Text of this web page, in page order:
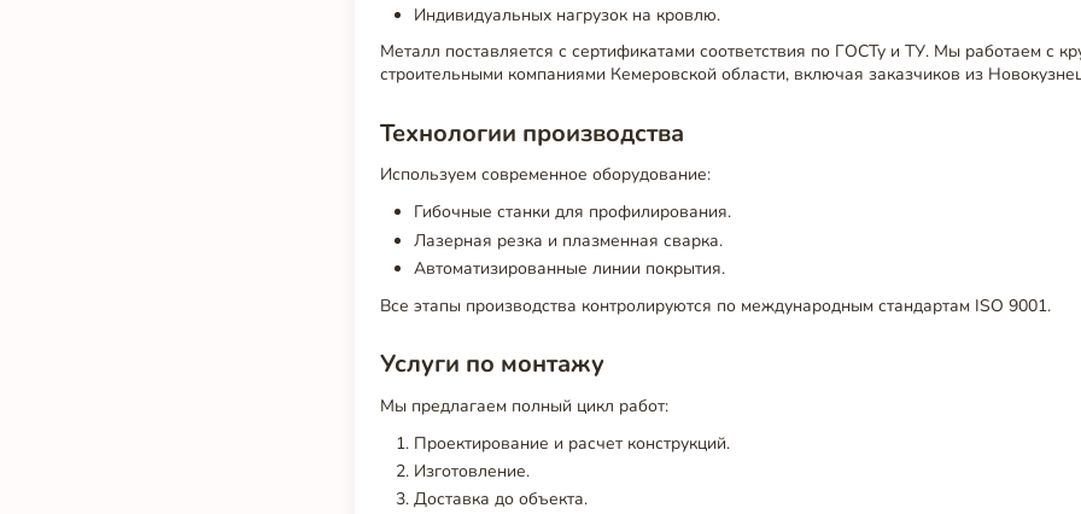
Индивидуальных нагрузок на кровлю.
Металл поставляется с сертификатами соответствия по ГОСТу и ТУ. Мы работаем с
строительными компаниями Кемеровской области, включая заказчиков из
Технологии производства
Используем современное оборудование:
Гибочные станки для профилирования.
Лазерная резка и плазменная сварка.
Автоматизированные линии покрытия.
Все этапы производства контролируются по международным стандартам ISO 9001.
Услуги по монтажу
Мы предлагаем полный цикл работ:
Проектирование и расчет конструкций.
Изготовление.
Доставка до объекта.